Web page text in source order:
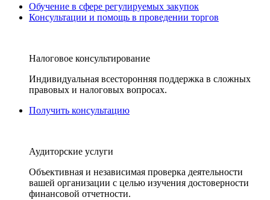
Обучение в сфере регулируемых закупок
Консультации и помощь в проведении торгов
Налоговое консультирование
Индивидуальная всесторонняя поддержка в сложных
правовых и налоговых вопросах.
Получить консультацию
Аудиторские услуги
Объективная и независимая проверка деятельности
вашей организации с целью изучения достоверности
финансовой отчетности.